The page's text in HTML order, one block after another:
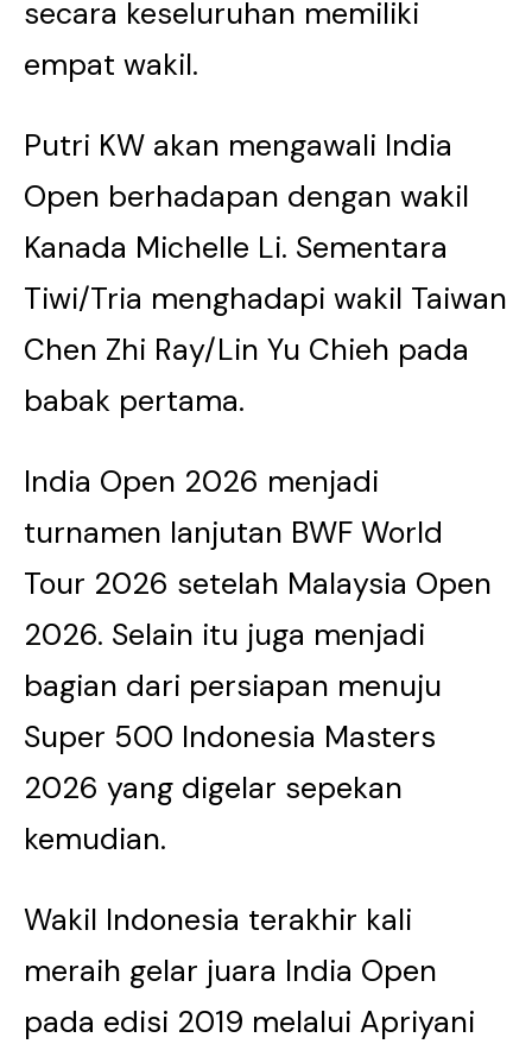
secara keseluruhan memiliki
empat wakil.
Putri KW akan mengawali India
Open berhadapan dengan wakil
Kanada Michelle Li. Sementara
Tiwi/Tria menghadapi wakil Taiwan
Chen Zhi Ray/Lin Yu Chieh pada
babak pertama.
India Open 2026 menjadi
turnamen lanjutan BWF World
Tour 2026 setelah Malaysia Open
2026. Selain itu juga menjadi
bagian dari persiapan menuju
Super 500 Indonesia Masters
2026 yang digelar sepekan
kemudian.
Wakil Indonesia terakhir kali
meraih gelar juara India Open
pada edisi 2019 melalui Apriyani